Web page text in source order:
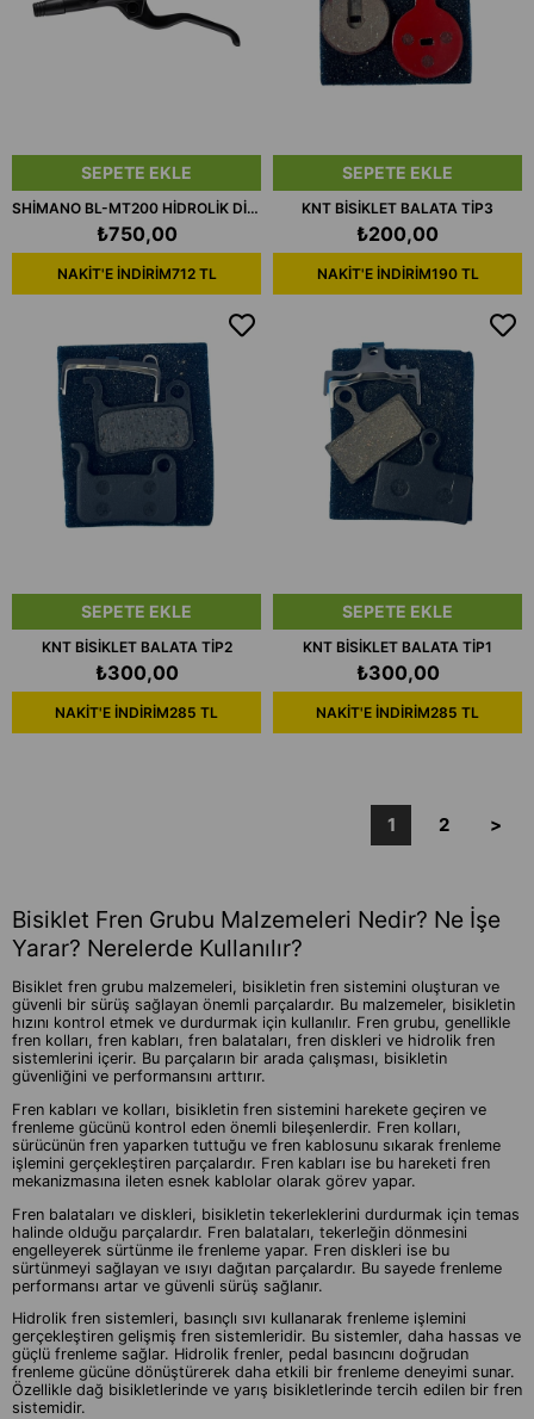
SEPETE EKLE
SHİMANO BL-MT200 HİDROLİK DİSK FREN KOLU SOL
₺750,00
NAKİT'E İNDİRİM712 TL
SEPETE EKLE
KNT BİSİKLET BALATA TİP3
₺200,00
NAKİT'E İNDİRİM190 TL
SEPETE EKLE
KNT BİSİKLET BALATA TİP2
₺300,00
NAKİT'E İNDİRİM285 TL
SEPETE EKLE
KNT BİSİKLET BALATA TİP1
₺300,00
NAKİT'E İNDİRİM285 TL
1 2 >
Bisiklet Fren Grubu Malzemeleri Nedir? Ne İşe
Yarar? Nerelerde Kullanılır?
Bisiklet fren grubu malzemeleri, bisikletin fren sistemini oluşturan ve
güvenli bir sürüş sağlayan önemli parçalardır. Bu malzemeler, bisikletin
hızını kontrol etmek ve durdurmak için kullanılır. Fren grubu, genellikle
fren kolları, fren kabları, fren balataları, fren diskleri ve hidrolik fren
sistemlerini içerir. Bu parçaların bir arada çalışması, bisikletin
güvenliğini ve performansını arttırır.
Fren kabları ve kolları, bisikletin fren sistemini harekete geçiren ve
frenleme gücünü kontrol eden önemli bileşenlerdir. Fren kolları,
sürücünün fren yaparken tuttuğu ve fren kablosunu sıkarak frenleme
işlemini gerçekleştiren parçalardır. Fren kabları ise bu hareketi fren
mekanizmasına ileten esnek kablolar olarak görev yapar.
Fren balataları ve diskleri, bisikletin tekerleklerini durdurmak için temas
halinde olduğu parçalardır. Fren balataları, tekerleğin dönmesini
engelleyerek sürtünme ile frenleme yapar. Fren diskleri ise bu
sürtünmeyi sağlayan ve ısıyı dağıtan parçalardır. Bu sayede frenleme
performansı artar ve güvenli sürüş sağlanır.
Hidrolik fren sistemleri, basınçlı sıvı kullanarak frenleme işlemini
gerçekleştiren gelişmiş fren sistemleridir. Bu sistemler, daha hassas ve
güçlü frenleme sağlar. Hidrolik frenler, pedal basıncını doğrudan
frenleme gücüne dönüştürerek daha etkili bir frenleme deneyimi sunar.
Özellikle dağ bisikletlerinde ve yarış bisikletlerinde tercih edilen bir fren
sistemidir.